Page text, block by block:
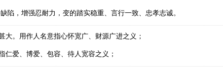
陷，增强忍耐力，变的踏实稳重、言行一致、忠孝志诚。
大。用作人名意指心怀宽广、财源广进之义；
仁爱、博爱、包容、待人宽容之义；